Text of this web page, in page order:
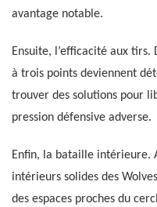
avantage notable.
Ensuite, l’efficacité aux tirs.
à trois points deviennent
trouver des solutions pour
pression défensive adverse.
Enfin, la bataille intérieure.
intérieurs solides des
des espaces proches du